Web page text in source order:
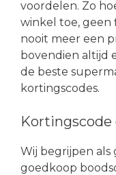
voordelen. Zo
winkel toe, geen
nooit meer een
bovendien altijd
de beste
kortingscodes.
Kortingscode
Wij begrijpen als
goedkoop